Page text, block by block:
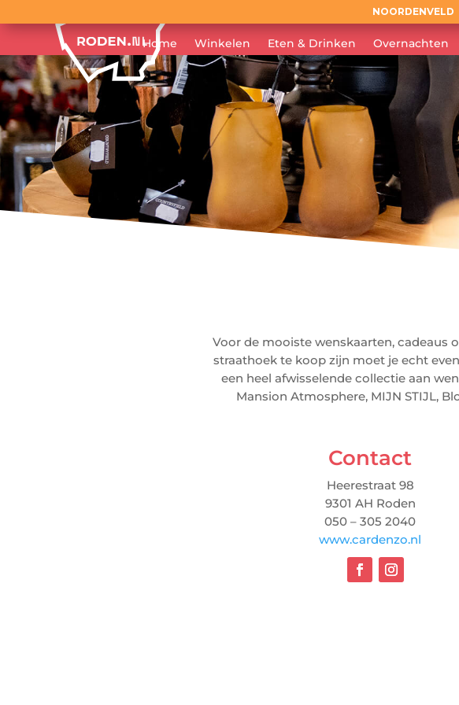
NOORDENVELD
Home Winkelen Eten & Drinken Overnachten
Voor de mooiste wenskaarten, cadeaus
straathoek te koop zijn moet je echt
een heel afwisselende collectie aan
Mansion Atmosphere, MIJN STIJL,
Contact
Heerestraat 98
9301 AH Roden
050 – 305 2040
www.cardenzo.nl